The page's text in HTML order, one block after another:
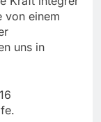
von einem
uns in